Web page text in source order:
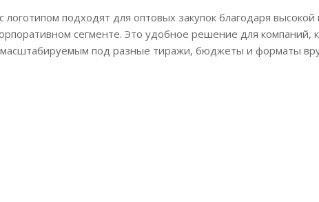
логотипом подходят для оптовых закупок благодаря
сегменте. Это удобное решение для компаний,
под разные тиражи, бюджеты и форматы